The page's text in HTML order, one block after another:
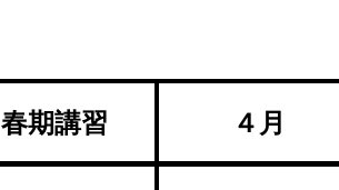
春期講習 ４月